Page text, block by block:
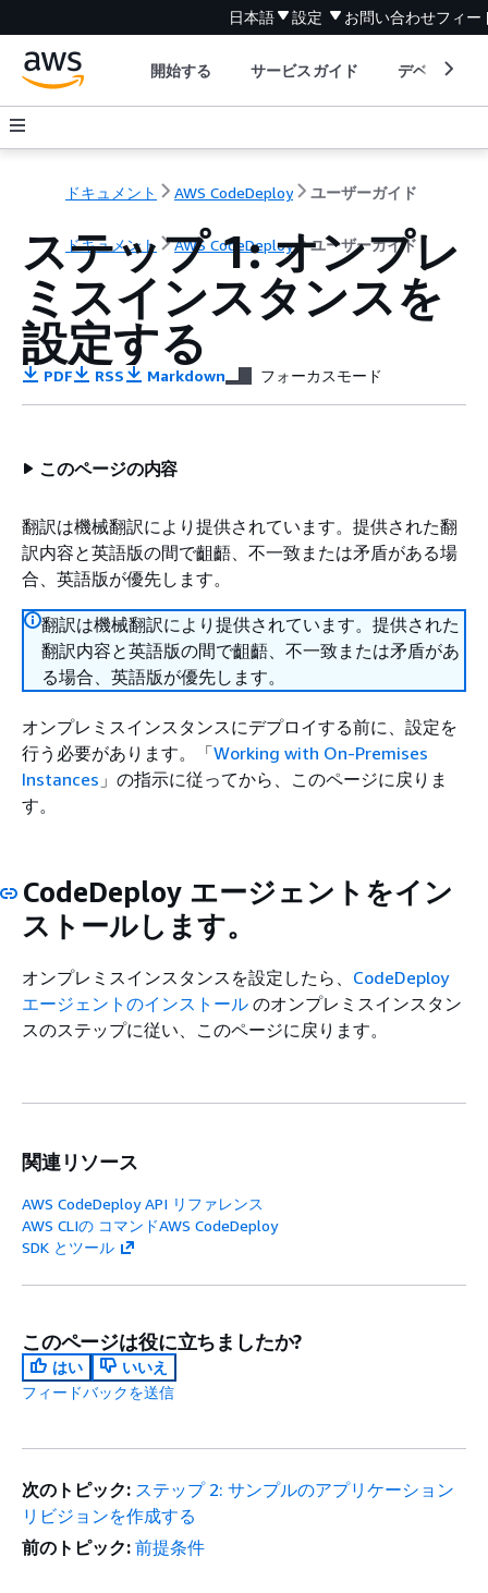
日本語 設定 お問い合わせフィー
開始する サービスガイド デベロッパ
ドキュメント AWS CodeDeploy ユーザーガイド
ドキュメント AWS CodeDeploy ユーザーガイド
ステップ 1: オンプレ
ミスインスタンスを
設定する
PDF RSS Markdown フォーカスモード
このページの内容
翻訳は機械翻訳により提供されています。提供された翻
訳内容と英語版の間で齟齬、不一致または矛盾がある場
合、英語版が優先します。
翻訳は機械翻訳により提供されています。提供された
翻訳内容と英語版の間で齟齬、不一致または矛盾があ
る場合、英語版が優先します。
オンプレミスインスタンスにデプロイする前に、設定を
行う必要があります。「Working with On-Premises
Instances 」の指示に従ってから、このページに戻りま
す。
CodeDeploy エージェントをイン
ストールします。
オンプレミスインスタンスを設定したら、 CodeDeploy
エージェントのインストール のオンプレミスインスタン
スのステップに従い、このページに戻ります。
関連リソース
AWS CodeDeploy API リファレンス
AWS CLIの コマンドAWS CodeDeploy
SDK とツール
このページは役に立ちましたか?
はい
いいえ
フィードバックを送信
次のトピック: ステップ 2: サンプルのアプリケーション
リビジョンを作成する
前のトピック: 前提条件